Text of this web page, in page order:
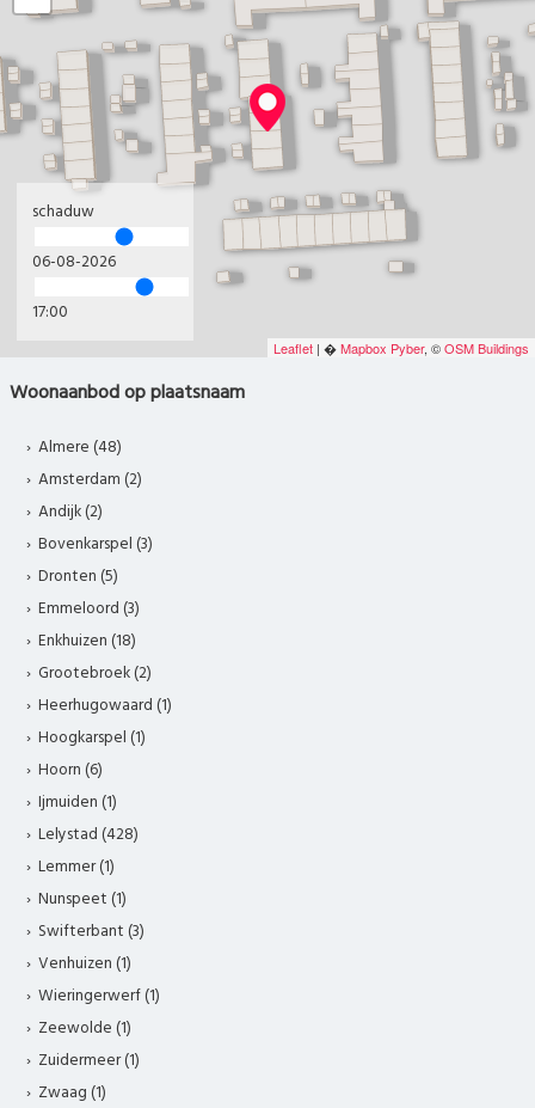
Leaflet | �Mapbox Pyber, ©OSM Buildings
schaduw
06-08-2026
17:00
Woonaanbod op plaatsnaam
Almere (48)
Amsterdam (2)
Andijk (2)
Bovenkarspel (3)
Dronten (5)
Emmeloord (3)
Enkhuizen (18)
Grootebroek (2)
Heerhugowaard (1)
Hoogkarspel (1)
Hoorn (6)
Ijmuiden (1)
Lelystad (428)
Lemmer (1)
Nunspeet (1)
Swifterbant (3)
Venhuizen (1)
Wieringerwerf (1)
Zeewolde (1)
Zuidermeer (1)
Zwaag (1)